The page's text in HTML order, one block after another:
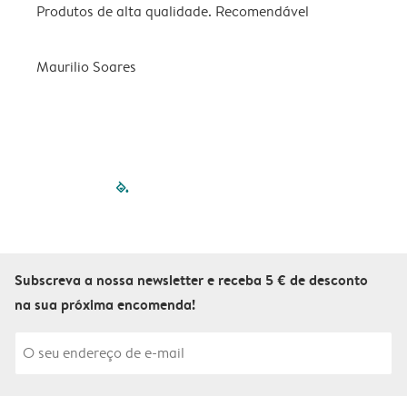
Produtos de alta qualidade. Recomendável
Maurilio Soares
filled-pagination
Subscreva a nossa newsletter e receba 5 € de desconto
na sua próxima encomenda!